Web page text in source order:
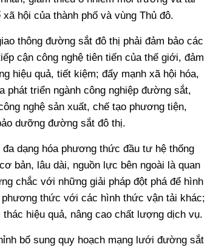
hội của thành phố và vùng Thủ đô.
thông đường sắt đô thị phải đảm bảo các
cận công nghệ tiên tiến của thế giới, đảm
hiệu quả, tiết kiệm; đẩy mạnh xã hội hóa,
phát triển ngành công nghiệp đường sắt,
nghệ sản xuất, chế tạo phương tiện,
dưỡng đường sắt đô thị.
dạng hóa phương thức đầu tư hệ thống
bản, lâu dài, nguồn lực bên ngoài là quan
chắc với những giải pháp đột phá để hình
thức với các hình thức vận tải khác;
hiệu quả, nâng cao chất lượng dịch vụ.
bổ sung quy hoạch mạng lưới đường sắt